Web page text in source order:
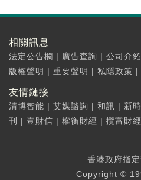
相關訊息
法定公告欄 | 廣告查詢 | 公司介紹
版權聲明 | 重要聲明 | 私隱政策 |
友情鏈接
清博智能 | 艾媒諮詢 | 和訊 | 新
刊
| 壹財信 | 權衡財經 | 攬富財經
香港政府指
Copyright ©